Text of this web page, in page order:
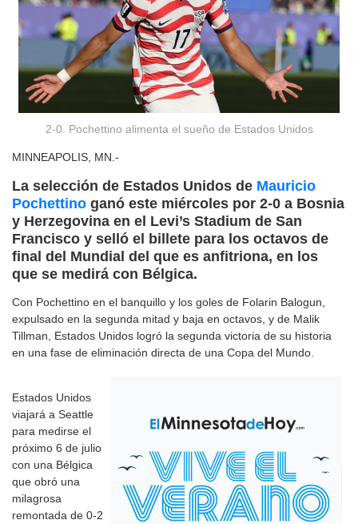
2-0. Pochettino alimenta el sueño de Estados Unidos
MINNEAPOLIS, MN.-
La selección de Estados Unidos de Mauricio
Pochettino ganó este miércoles por 2-0 a Bosnia
y Herzegovina en el Levi’s Stadium de San
Francisco y selló el billete para los octavos de
final del Mundial del que es anfitriona, en los
que se medirá con Bélgica.
Con Pochettino en el banquillo y los goles de Folarin Balogun,
expulsado en la segunda mitad y baja en octavos, y de Malik
Tillman, Estados Unidos logró la segunda victoria de su historia
en una fase de eliminación directa de una Copa del Mundo.
Estados Unidos
viajará a Seattle
para medirse el
próximo 6 de julio
con una Bélgica
que obró una
milagrosa
remontada de 0-2